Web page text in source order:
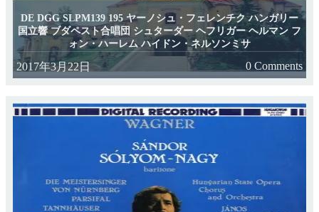
DE DGG SLPM139 195 ヤーノシュ・フェレンチク ハンガリー
国立響 ブダペスト合唱団 シュターダー ヘフリガー ヘルマン フ
ォン・ハーレム ハイドン・ネルソンミサ
2017年3月22日 0 Comments